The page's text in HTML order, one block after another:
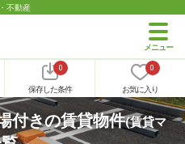
不動産
0
保存した条件
0
お気に入り
付きの賃貸物件(賃貸マ